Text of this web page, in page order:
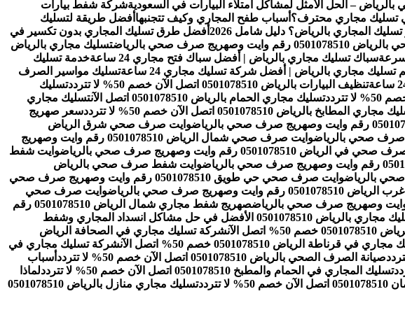
– الحل الأمثل لمشاكل امتلاء البيارات في السعوديةشركة شفط بيارات
تسليك مجاري محترف؟ أسباب طفح المجاري وكيف تتجنبها أفضل طريقة لتسليك
المجاري بالرياض؟ دليل شامل 2026
أفضل طرق تسليك المجاري بدون تكسير في
وصهريج صرف صحي بالرياض
تسليك مجاري بالرياض
سباك تسليك مجاري بالرياض | أفضل سباك فتح مجاري 24 ساعة
خدمة تسليك
تسليك مجاري بالرياض | أفضل شركة تسليك مجاري 24 ساعة
تسليك مواسير الصرف
تنظيف البيارات بالرياض 0501078510 اتصل الآن خصم 50% لا تتردد
تسليك
تسليك مجاري الحمام بالرياض 0501078510 اتصل الآن
تسليك مجاري
المطابخ بالرياض 0501078510 اتصل الآن خصم 50% لا تتردد
سعر صهريج
وايت صرف صحي شرق الرياض
وايت صرف صحي شمال الرياض 0501078510 رقم وايت وصهريج
رقم وايت وصهريج صرف صحي بالرياض
وايت شفط
وايت شفط صرف صحي بالرياض
وايت صرف صحي حي طويق 0501078510 رقم وايت وصهريج صرف صحي
وصهريج صرف صحي بالرياض
وايت صرف صحي
صهريج شفط مجاري شمال الرياض 0501078510 رقم
شركة تسليك مجاري بالرياض 0501078510 الأفضل في حل مشاكل انسداد المجاري وشفط
الآن
شركة تسليك مجاري في الصحافة الرياض
قرناطة الرياض 0501078510 خصم 50% اتصل الآن
شركة تسليك مجاري في
صيانة الصرف الصحي بالرياض 0501078510 اتصل الآن خصم 50% لا تتردد
أسباب
تسليك المجاري في الحمام والمطبخ 0501078510 اتصل الآن خصم 50% لا تتردد
لماذا
تسليك مجاري منازل بالرياض 0501078510